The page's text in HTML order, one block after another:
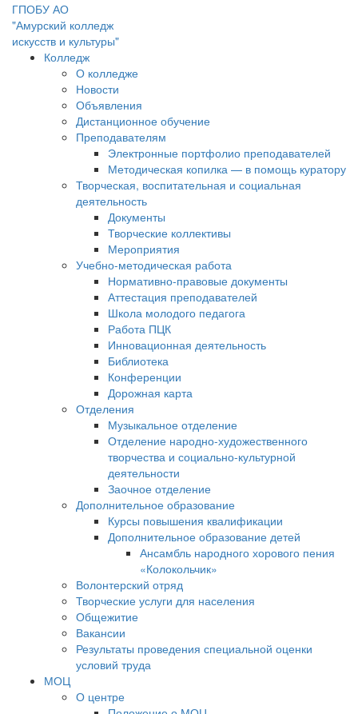
ГПОБУ АО
"Амурский колледж
искусств и культуры"
Колледж
О колледже
Новости
Объявления
Дистанционное обучение
Преподавателям
Электронные портфолио преподавателей
Методическая копилка — в помощь куратору
Творческая, воспитательная и социальная
деятельность
Документы
Творческие коллективы
Мероприятия
Учебно-методическая работа
Нормативно-правовые документы
Аттестация преподавателей
Школа молодого педагога
Работа ПЦК
Инновационная деятельность
Библиотека
Конференции
Дорожная карта
Отделения
Музыкальное отделение
Отделение народно-художественного
творчества и социально-культурной
деятельности
Заочное отделение
Дополнительное образование
Курсы повышения квалификации
Дополнительное образование детей
Ансамбль народного хорового пения
«Колокольчик»
Волонтерский отряд
Творческие услуги для населения
Общежитие
Вакансии
Результаты проведения специальной оценки
условий труда
МОЦ
О центре